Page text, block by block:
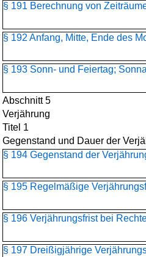
§ 191 Berechnung von
§ 192 Anfang, Mitte, Ende des
§ 193 Sonn- und Feiertag;
Abschnitt 5
Verjährung
Titel 1
Gegenstand und Dauer der
§ 194 Gegenstand der
§ 195 Regelmäßige
§ 196 Verjährungsfrist bei
§ 197 Dreißigjährige